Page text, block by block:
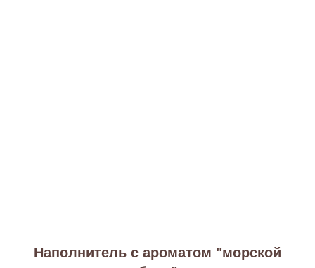
Наполнитель с ароматом "морской